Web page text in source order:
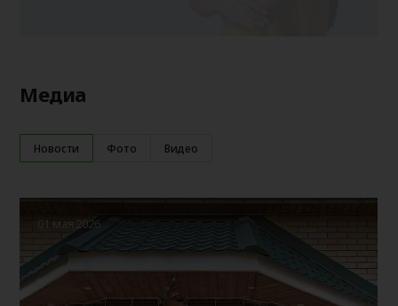
Медиа
Новости Фото Видео
01 мая 2026